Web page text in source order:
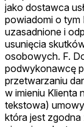
jako dostawca
powiadomi o tym
uzasadnione i
usunięcia
osobowych. F.
podwykonawcę
przetwarzaniu
w imieniu Klienta
tekstowa)
która jest zgodna